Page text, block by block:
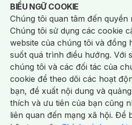
Chăm Sóc Cá Nhân
Chống Muỗi /Khẩu Trang /Máy Massage/Mặt Nạ
Sản Phẩm Chăm Sóc Khác /Bàn Chải Đánh Răng /
Hỗ Trợ Trắng Răng/Kem Đánh Răng /Máy Tăm
Tăm / Chỉ Nha Khoa/ Xịt Thơm Miệng / Dung Dịch
Khăn Ướt Vệ Sinh Vùng Kín/Băng Vệ Sinh/
Máy Cạo Râu
Vấn Đề Về Da
Da Dầu / Lỗ Chân Lông To/ Da Khô / Mất Nước/
Da Nhạy Cảm / Kích Ứng
Da Xỉn Màu Thâm /
Quầng Thâm & Bọng Mắt /Sẹo /Viêm Da Cơ Địa
Dụng Cụ / Phụ Kiện Chăm Sóc Da
Bông Tẩy Trang
Khăn Lau Mặt Khô Dụng Cụ /
Dụng Cụ Chăm Sóc Khác
BIỂU NGỮ COOKIE
Notice about cookies usage
Chúng tôi quan tâm đến quyền
Chúng tôi sử dụng các cookie
website của chúng tôi và đồng
suốt quá trình điều hướng. Với
chúng tôi và các đối tác của
cookie để theo dõi các hoạt
bạn, đề xuất nội dung và
thích và ưu tiên của bạn cũng
liên quan đến mạng xã hội. Để